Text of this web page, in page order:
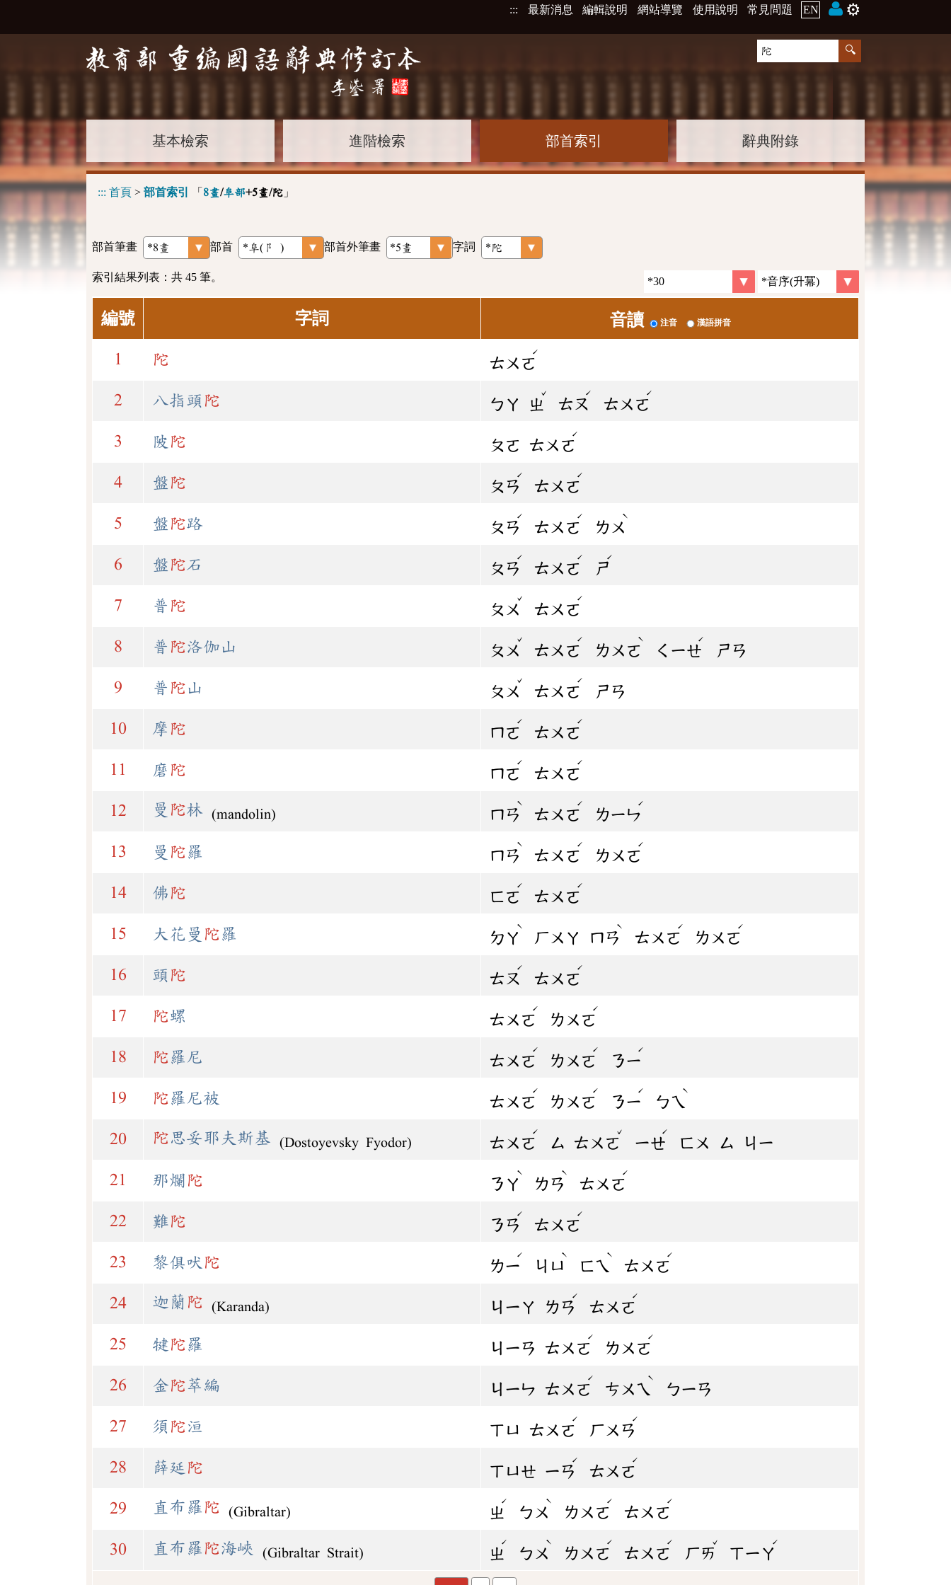
::: 最新消息 編輯說明 網站導覽 使用說明 常見問題 EN ⚙️
基本檢索 進階檢索 部首索引 辭典附錄
::: 首頁 > 部首索引 「 8畫/阜部+5畫/陀 」
部首筆畫 部首 部首外筆畫 字詞
索引結果列表：共 45 筆。
編號 字詞 音讀 注音 漢語拼音
1 陀 ㄊㄨㄛ
ˊ
2 八指頭 陀 ㄅㄚ ㄓ
ˇ
ㄊㄡ
ˊ
ㄊㄨㄛ
ˊ
3 陂 陀 ㄆㄛ ㄊㄨㄛ
ˊ
4 盤 陀 ㄆㄢ
ˊ
ㄊㄨㄛ
ˊ
5 盤 陀路 ㄆㄢ
ˊ
ㄊㄨㄛ
ˊ
ㄌㄨ
ˋ
6 盤 陀石 ㄆㄢ
ˊ
ㄊㄨㄛ
ˊ
ㄕ
ˊ
7 普 陀 ㄆㄨ
ˇ
ㄊㄨㄛ
ˊ
8 普 陀洛伽山 ㄆㄨ
ˇ
ㄊㄨㄛ
ˊ
ㄌㄨㄛ
ˋ
ㄑㄧㄝ
ˊ
ㄕㄢ
9 普 陀山 ㄆㄨ
ˇ
ㄊㄨㄛ
ˊ
ㄕㄢ
10 摩 陀 ㄇㄛ
ˊ
ㄊㄨㄛ
ˊ
11 磨 陀 ㄇㄛ
ˊ
ㄊㄨㄛ
ˊ
12 曼 陀林 (mandolin) ㄇㄢ
ˋ
ㄊㄨㄛ
ˊ
ㄌㄧㄣ
ˊ
13 曼 陀羅 ㄇㄢ
ˋ
ㄊㄨㄛ
ˊ
ㄌㄨㄛ
ˊ
14 佛 陀 ㄈㄛ
ˊ
ㄊㄨㄛ
ˊ
15 大花曼 陀羅 ㄉㄚ
ˋ
ㄏㄨㄚ ㄇㄢ
ˋ
ㄊㄨㄛ
ˊ
ㄌㄨㄛ
ˊ
16 頭 陀 ㄊㄡ
ˊ
ㄊㄨㄛ
ˊ
17 陀螺 ㄊㄨㄛ
ˊ
ㄌㄨㄛ
ˊ
18 陀羅尼 ㄊㄨㄛ
ˊ
ㄌㄨㄛ
ˊ
ㄋㄧ
ˊ
19 陀羅尼被 ㄊㄨㄛ
ˊ
ㄌㄨㄛ
ˊ
ㄋㄧ
ˊ
ㄅㄟ
ˋ
20 陀思妥耶夫斯基 (Dostoyevsky Fyodor) ㄊㄨㄛ
ˊ
ㄙ ㄊㄨㄛ
ˇ
ㄧㄝ
ˊ
ㄈㄨ ㄙ ㄐㄧ
21 那爛 陀 ㄋㄚ
ˋ
ㄌㄢ
ˋ
ㄊㄨㄛ
ˊ
22 難陀 ㄋㄢ
ˊ
ㄊㄨㄛ
ˊ
23 黎俱吠 陀 ㄌㄧ
ˊ
ㄐㄩ
ˋ
ㄈㄟ
ˋ
ㄊㄨㄛ
ˊ
24 迦蘭 陀 (Karanda) ㄐㄧㄚ ㄌㄢ
ˊ
ㄊㄨㄛ
ˊ
25 犍陀羅 ㄐㄧㄢ ㄊㄨㄛ
ˊ
ㄌㄨㄛ
ˊ
26 金陀萃編 ㄐㄧㄣ ㄊㄨㄛ
ˊ
ㄘㄨㄟ
ˋ
ㄅㄧㄢ
27 須 陀洹 ㄒㄩ ㄊㄨㄛ
ˊ
ㄏㄨㄢ
ˊ
28 薛延 陀 ㄒㄩㄝ ㄧㄢ
ˊ
ㄊㄨㄛ
ˊ
29 直布羅 陀 (Gibraltar) ㄓ
ˊ
ㄅㄨ
ˋ
ㄌㄨㄛ
ˊ
ㄊㄨㄛ
ˊ
30 直布羅 陀海峽 (Gibraltar Strait) ㄓ
ˊ
ㄅㄨ
ˋ
ㄌㄨㄛ
ˊ
ㄊㄨㄛ
ˊ
ㄏㄞ
ˇ
ㄒㄧㄚ
ˊ